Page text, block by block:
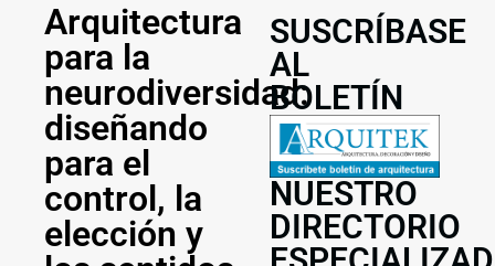
Arquitectura
para la
neurodiversidad:
diseñando
para el
control, la
elección y
SUSCRÍBASE
AL
BOLETÍN
NUESTRO
DIRECTORIO